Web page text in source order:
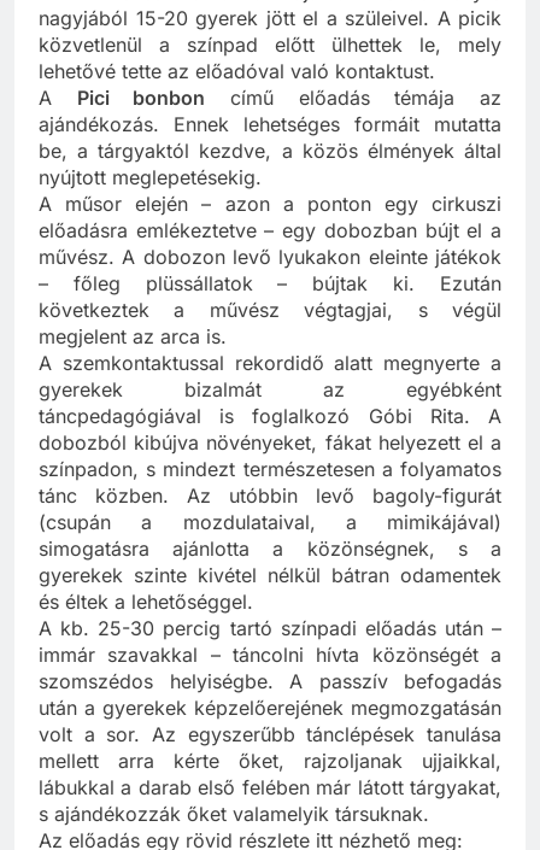
A 2-6 éves korúaknak ajánlott rendezvényre
nagyjából 15-20 gyerek jött el a szüleivel. A picik
közvetlenül a színpad előtt ülhettek le, mely
lehetővé tette az előadóval való kontaktust.
APici bonboncímű előadás témája az
ajándékozás. Ennek lehetséges formáit mutatta
be, a tárgyaktól kezdve, a közös élmények által
nyújtott meglepetésekig.
A műsor elején – azon a ponton egy cirkuszi
előadásra emlékeztetve – egy dobozban bújt el a
művész. A dobozon levő lyukakon eleinte játékok
– főleg plüssállatok – bújtak ki. Ezután
következtek a művész végtagjai, s végül
megjelent az arca is.
A szemkontaktussal rekordidő alatt megnyerte a
gyerekek bizalmát az egyébként
táncpedagógiával is foglalkozó Góbi Rita. A
dobozból kibújva növényeket, fákat helyezett el a
színpadon, s mindezt természetesen a folyamatos
tánc közben. Az utóbbin levő bagoly-figurát
(csupán a mozdulataival, a mimikájával)
simogatásra ajánlotta a közönségnek, s a
gyerekek szinte kivétel nélkül bátran odamentek
és éltek a lehetőséggel.
A kb. 25-30 percig tartó színpadi előadás után –
immár szavakkal – táncolni hívta közönségét a
szomszédos helyiségbe. A passzív befogadás
után a gyerekek képzelőerejének megmozgatásán
volt a sor. Az egyszerűbb tánclépések tanulása
mellett arra kérte őket, rajzoljanak ujjaikkal,
lábukkal a darab első felében már látott tárgyakat,
s ajándékozzák őket valamelyik társuknak.